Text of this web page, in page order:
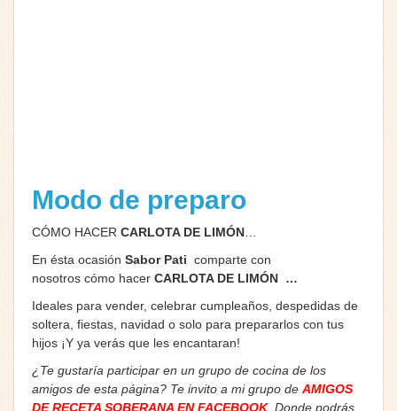
Modo de preparo
CÓMO HACER CARLOTA DE LIMÓN
En ésta ocasión Sabor Pati comparte con
nosotros cómo hacer CARLOTA DE LIMÓN …
Ideales para vender, celebrar cumpleaños, despedidas de
soltera, fiestas, navidad o solo para prepararlos con tus
hijos ¡Y ya verás que les encantaran!
¿Te gustaría participar en un grupo de cocina de los
amigos de esta página? Te invito a mi grupo de AMIGOS
DE RECETA SOBERANA EN FACEBOOK. Donde podrás